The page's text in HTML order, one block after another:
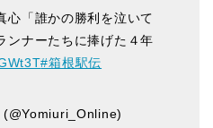
心「誰かの勝利を泣いて
ナーたちに捧げた４年
#箱根駅伝